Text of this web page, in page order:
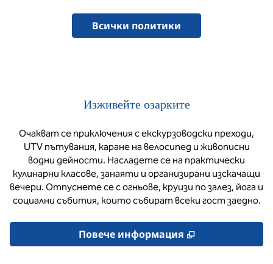
Всички политики
Изживейте озарките
Очакват се приключения с екскурзоводски преходи,
UTV пътувания, каране на велосипед и живописни
водни дейности. Насладете се на практически
кулинарни класове, занаяти и организирани изскачащи
вечери. Отпуснете се с огньове, круизи по залез, йога и
социални събития, които събират всеки гост заедно.
Повече информация ,